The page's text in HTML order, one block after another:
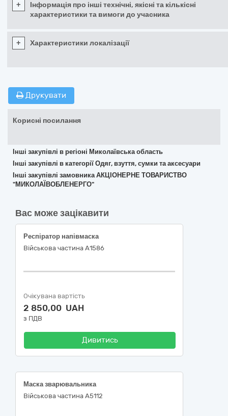
+
Інформація про інші технічні, якісні та кількісні
характеристики та вимоги до учасника
+ Характеристики локалізації
Друкувати
Корисні посилання
Інші закупівлі в регіоні Миколаївська область
Інші закупівлі в категорії Одяг, взуття, сумки та аксесуари
Інші закупівлі замовника АКЦІОНЕРНЕ ТОВАРИСТВО
"МИКОЛАЇВОБЛЕНЕРГО"
Вас може зацікавити
Респіратор напівмаска
Військова частина А1586
Очікувана вартість
2 850,00 UAH
з ПДВ
Дивитись
Маска зварювальника
Військова частина А5112